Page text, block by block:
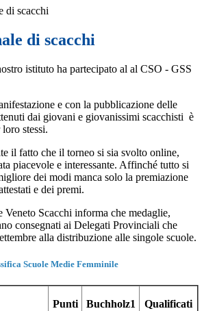
di scacchi
di scacchi
istituto ha partecipato al al CSO - GSS
e con la pubblicazione delle
dai giovani e giovanissimi scacchisti è
stessi.
il fatto che il torneo si sia svolto online,
piacevole e interessante. Affinché tutto si
dei modi manca solo la premiazione
e dei premi.
Scacchi informa che medaglie,
consegnati ai Delegati Provinciali che
alla distribuzione alle singole scuole.
Scuole Medie Femminile
Punti Buchholz1 Qualificati